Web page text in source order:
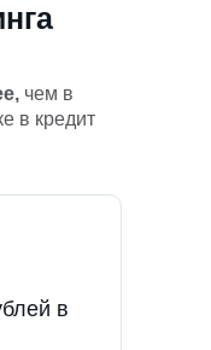
чем в
в кредит
в